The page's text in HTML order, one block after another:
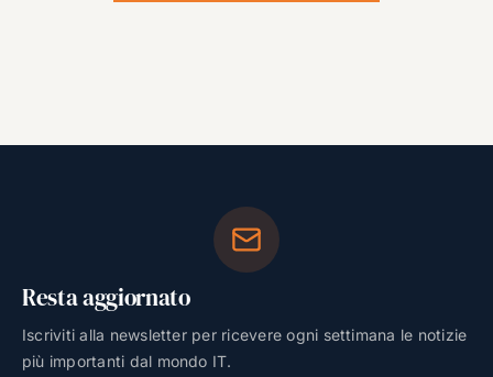
Resta aggiornato
Iscriviti alla newsletter per ricevere ogni settimana le notizie
più importanti dal mondo IT.